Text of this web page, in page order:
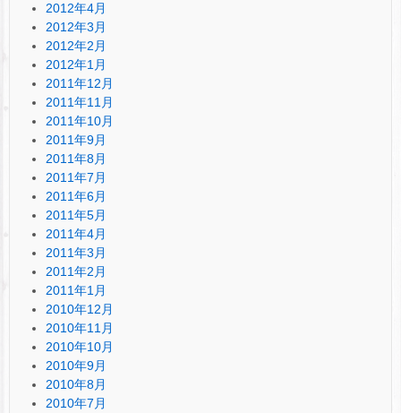
2012年4月
2012年3月
2012年2月
2012年1月
2011年12月
2011年11月
2011年10月
2011年9月
2011年8月
2011年7月
2011年6月
2011年5月
2011年4月
2011年3月
2011年2月
2011年1月
2010年12月
2010年11月
2010年10月
2010年9月
2010年8月
2010年7月